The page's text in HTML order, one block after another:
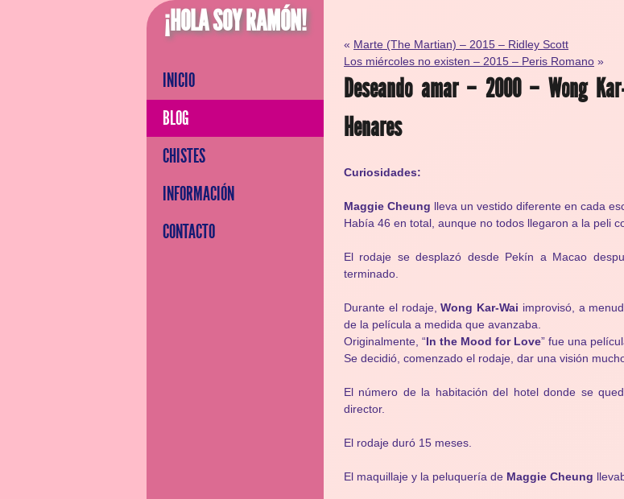
¡HOLA SOY RAMÓN!
INICIO
BLOG
CHISTES
INFORMACIÓN
CONTACTO
« Marte (The Martian) – 2015 – Ridley Scott
Los miércoles no existen – 2015 – Peris Romano »
Deseando amar – 2000 – Wong
Henares
Curiosidades:
Maggie Cheung lleva un vestido diferente en cada
Había 46 en total, aunque no todos llegaron a la peli
El rodaje se desplazó desde Pekín a Macao
terminado.
Durante el rodaje,Wong Kar-Wai improvisó, a
de la película a medida que avanzaba.
Originalmente, “In the Mood for Love” fue una
Se decidió, comenzado el rodaje, dar una visión
El número de la habitación del hotel donde se
director.
El rodaje duró 15 meses.
El maquillaje y la peluquería de Maggie Cheung